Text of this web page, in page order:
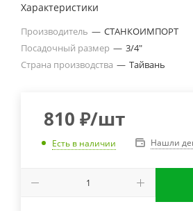
Характеристики
Производитель — СТАНКОИМПОРТ
Посадочный размер — 3/4"
Страна производства — Тайвань
810 ₽/шт
Есть в наличии Нашли